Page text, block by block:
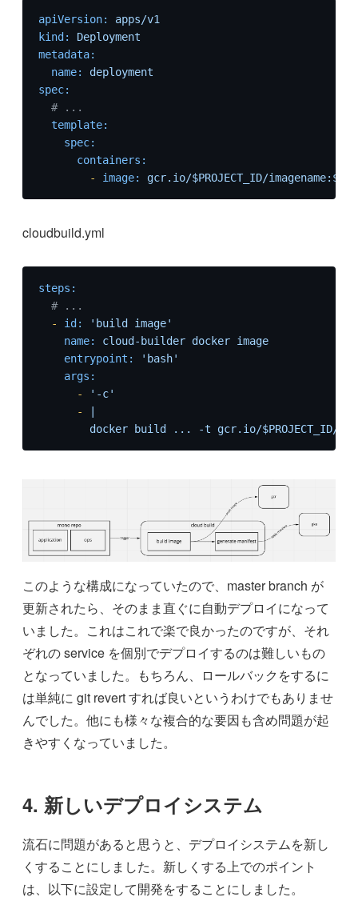
apiVersion:
apps/v1
kind:
Deployment
metadata:
name:
deployment
spec:
# ...
template:
spec:
containers:
-
image: gcr.io/$PROJECT_ID/
cloudbuild.yml
steps:
# ...
-
id:
'build image'
name:
cloud-builder docker image
entrypoint:
'bash'
args:
-
'-c'
-
docker
build ... -t gcr.io/$PROJECT_ID/
このような構成になっていたので、master branch が
更新されたら、そのまま直ぐに自動デプロイになって
いました。これはこれで楽で良かったのですが、それ
ぞれの service を個別でデプロイするのは難しいもの
となっていました。もちろん、ロールバックをするに
は単純に git revert すれば良いというわけでもありませ
んでした。他にも様々な複合的な要因も含め問題が起
きやすくなっていました。
4. 新しいデプロイシステム
流石に問題があると思うと、デプロイシステムを新し
くすることにしました。新しくする上でのポイント
は、以下に設定して開発をすることにしました。